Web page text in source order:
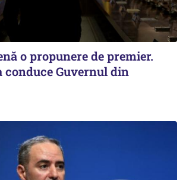
o propunere de premier.
conduce Guvernul din